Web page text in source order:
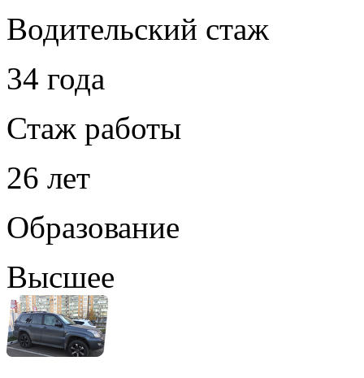
Водительский стаж
34 года
Стаж работы
26 лет
Образование
Высшее